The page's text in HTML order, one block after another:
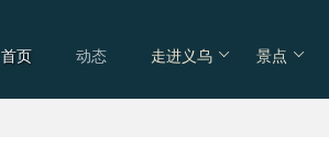
首页 动态 走进义乌 景点